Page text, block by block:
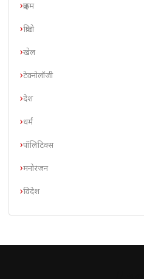
क्राइम
क्रिप्टो
खेल
टेक्नोलॉजी
देश
धर्म
पॉलिटिक्स
मनोरंजन
विदेश